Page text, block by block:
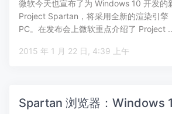
微软今天也宣布了为 Windows 10 开发的
Project Spartan，将采用全新的渲染引擎
PC。在发布会上微软重点介绍了 Project
2015 年 1 月 22 日, 4:39 上午
Spartan 浏览器：Windows